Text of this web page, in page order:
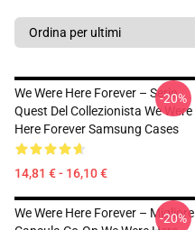
We Were Here Forever – Serie
Quest Del Collezionista We Were
Here Forever Samsung Cases
14,81 € - 16,10 €
-20%
We Were Here Forever – Migliore
-20%